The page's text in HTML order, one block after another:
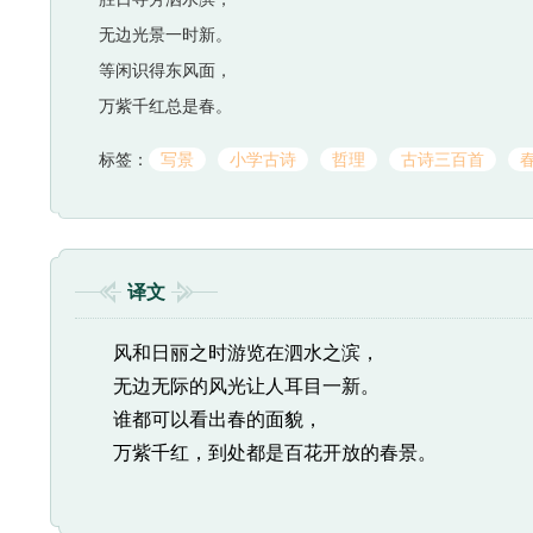
无边光景一时新。
等闲识得东风面，
万紫千红总是春。
标签： 写景 小学古诗 哲理 古诗三百首
译文
风和日丽之时游览在泗水之滨，
无边无际的风光让人耳目一新。
谁都可以看出春的面貌，
万紫千红，到处都是百花开放的春景。